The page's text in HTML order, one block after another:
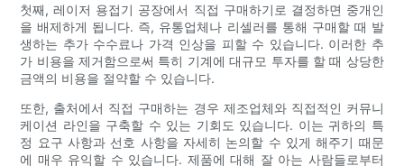
첫째, 레이저 용접기 공장에서 직접 구매하기로 결정하면 중개인
을 배제하게 됩니다. 즉, 유통업체나 리셀러를 통해 구매할 때 발
생하는 추가 수수료나 가격 인상을 피할 수 있습니다. 이러한 추
가 비용을 제거함으로써 특히 기계에 대규모 투자를 할 때 상당한
금액의 비용을 절약할 수 있습니다.
또한, 출처에서 직접 구매하는 경우 제조업체와 직접적인 커뮤니
케이션 라인을 구축할 수 있는 기회도 있습니다. 이는 귀하의 특
정 요구 사항과 선호 사항을 자세히 논의할 수 있게 해주기 때문
에 매우 유익할 수 있습니다. 제품에 대해 잘 아는 사람들로부터